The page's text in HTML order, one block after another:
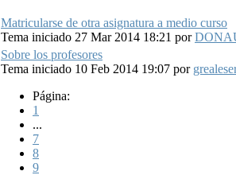
Matricularse de otra asignatura a medio curso
Tema iniciado 27 Mar 2014 18:21 por
Sobre los profesores
Tema iniciado 10 Feb 2014 19:07 por
Página:
1
...
7
8
9